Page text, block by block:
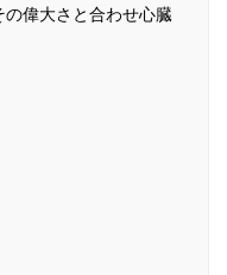
偉大さと合わせ心臓